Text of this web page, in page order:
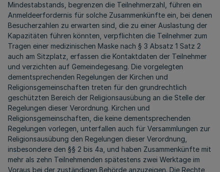
Mindestabstands, begrenzen die Teilnehmerzahl, führen ein
Anmeldeerfordernis für solche Zusammenkünfte ein, bei denen
Besucherzahlen zu erwarten sind, die zu einer Auslastung der
Kapazitäten führen könnten, verpflichten die Teilnehmer zum
Tragen einer medizinischen Maske nach § 3 Absatz 1 Satz 2
auch am Sitzplatz, erfassen die Kontaktdaten der Teilnehmer
und verzichten auf Gemeindegesang. Die vorgelegten
dementsprechenden Regelungen der Kirchen und
Religionsgemeinschaften treten für den grundrechtlich
geschützten Bereich der Religionsausübung an die Stelle der
Regelungen dieser Verordnung. Kirchen und
Religionsgemeinschaften, die keine dementsprechenden
Regelungen vorlegen, unterfallen auch für Versammlungen zur
Religionsausübung den Regelungen dieser Verordnung,
insbesondere den §§ 2 bis 4a, und haben Zusammenkünfte mit
mehr als zehn Teilnehmenden spätestens zwei Werktage im
Voraus bei der zuständigen Behörde anzuzeigen. Die Rechte